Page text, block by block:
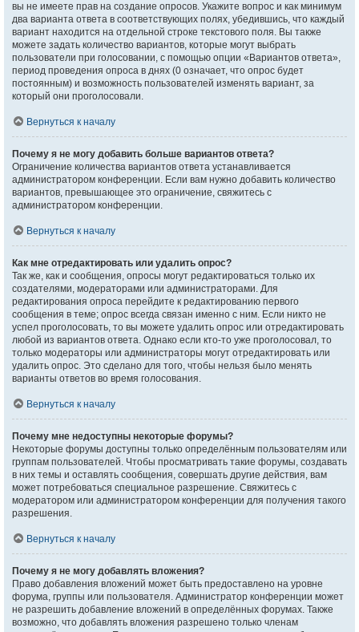
вы не имеете прав на создание опросов. Укажите вопрос и как минимум
два варианта ответа в соответствующих полях, убедившись, что каждый
вариант находится на отдельной строке текстового поля. Вы также
можете задать количество вариантов, которые могут выбрать
пользователи при голосовании, с помощью опции «Вариантов ответа»,
период проведения опроса в днях (0 означает, что опрос будет
постоянным) и возможность пользователей изменять вариант, за
который они проголосовали.
Вернуться к началу
Почему я не могу добавить больше вариантов ответа?
Ограничение количества вариантов ответа устанавливается
администратором конференции. Если вам нужно добавить количество
вариантов, превышающее это ограничение, свяжитесь с
администратором конференции.
Вернуться к началу
Как мне отредактировать или удалить опрос?
Так же, как и сообщения, опросы могут редактироваться только их
создателями, модераторами или администраторами. Для
редактирования опроса перейдите к редактированию первого
сообщения в теме; опрос всегда связан именно с ним. Если никто не
успел проголосовать, то вы можете удалить опрос или отредактировать
любой из вариантов ответа. Однако если кто-то уже проголосовал, то
только модераторы или администраторы могут отредактировать или
удалить опрос. Это сделано для того, чтобы нельзя было менять
варианты ответов во время голосования.
Вернуться к началу
Почему мне недоступны некоторые форумы?
Некоторые форумы доступны только определённым пользователям или
группам пользователей. Чтобы просматривать такие форумы, создавать
в них темы и оставлять сообщения, совершать другие действия, вам
может потребоваться специальное разрешение. Свяжитесь с
модератором или администратором конференции для получения такого
разрешения.
Вернуться к началу
Почему я не могу добавлять вложения?
Право добавления вложений может быть предоставлено на уровне
форума, группы или пользователя. Администратор конференции может
не разрешить добавление вложений в определённых форумах. Также
возможно, что добавлять вложения разрешено только членам